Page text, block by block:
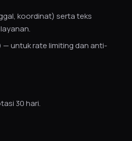
koordinat) serta teks
untuk rate limiting dan anti-
30 hari.